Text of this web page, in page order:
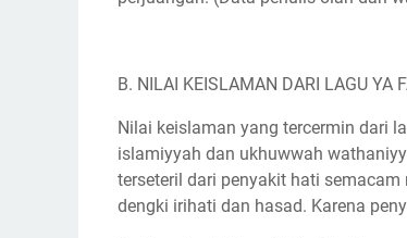
B. NILAI KEISLAMAN DARI LAGU YA
Nilai keislaman yang tercermin dari
islamiyyah dan ukhuwwah
terseteril dari penyakit hati
dengki irihati dan hasad. Karena